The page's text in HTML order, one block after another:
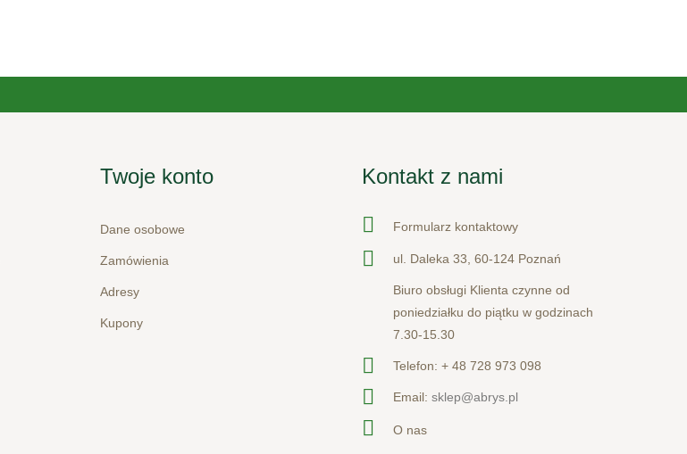
Twoje konto
Dane osobowe
Zamówienia
Adresy
Kupony
Kontakt z nami
Formularz kontaktowy
ul. Daleka 33, 60-124 Poznań
Biuro obsługi Klienta czynne od
poniedziałku do piątku w godzinach
7.30-15.30
Telefon: + 48 728 973 098
Email: sklep@abrys.pl
O nas